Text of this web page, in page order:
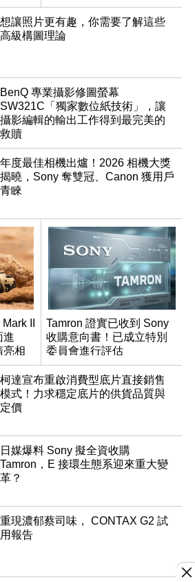
想讓照片更有趣，你需要了解這些
高級構圖理論
BenQ 專業攝影修圖螢幕
SW321C「獨家數位紙技術」，讓
攝影編輯的輸出工作得到最完美的
救贖
年度最佳相機出爐！2026 相機大獎
揭曉，Sony 奪雙冠、Canon 獲用戶
青睞
II
進
亮相
Tamron 證實已收到 Sony
收購意向書！已成立特別
委員會進行評估
柯達宣布重啟消費型底片直接銷售
模式！力求穩定底片的供貨品質與
定價
日媒爆料 Sony 擬全資收購
Tamron，E 接環生態系迎來重大變
革？
重現濃郁蔡司味， CONTAX G2 試
用報告